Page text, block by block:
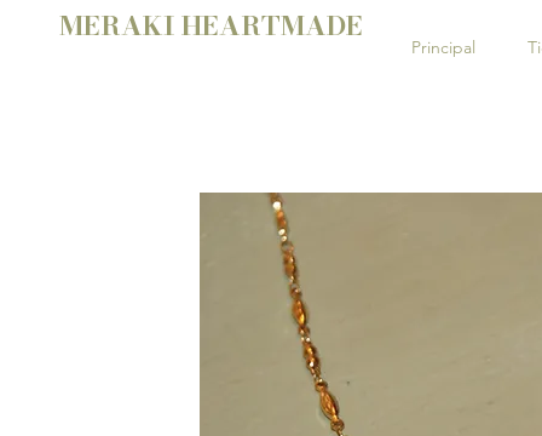
MERAKI HEARTMADE
Principal